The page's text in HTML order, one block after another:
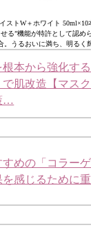
ストW＋ホワイト
る”機能が特許として認め
。うるおいに満ち、明るく
根本から強化す
で肌改造【マス
…
すめの「コラー
を感じるために